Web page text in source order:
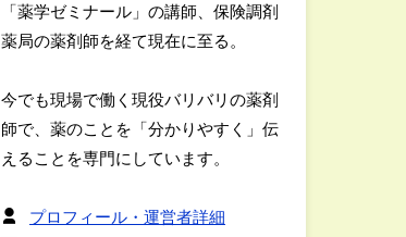
「薬学ゼミナール」の講師、保険調剤
薬局の薬剤師を経て現在に至る。
今でも現場で働く現役バリバリの薬剤
師で、薬のことを「分かりやすく」伝
えることを専門にしています。
プロフィール・運営者詳細